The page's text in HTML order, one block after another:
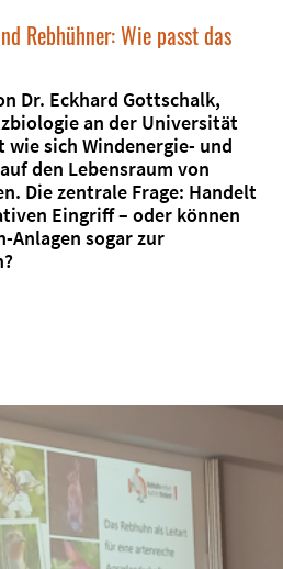
Rebhühner: Wie passt das
Dr. Eckhard Gottschalk,
an der Universität
sich Windenergie- und
den Lebensraum von
Die zentrale Frage: Handelt
Eingriff – oder können
Anlagen sogar zur